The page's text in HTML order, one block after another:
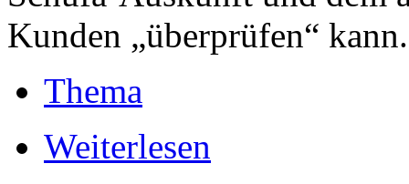
Kunden „überprüfen“ kann.
Thema
Weiterlesen